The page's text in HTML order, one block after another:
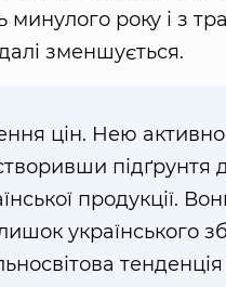
року і з
зменшується.
цін. Нею
підґрунтя
продукції.
українського